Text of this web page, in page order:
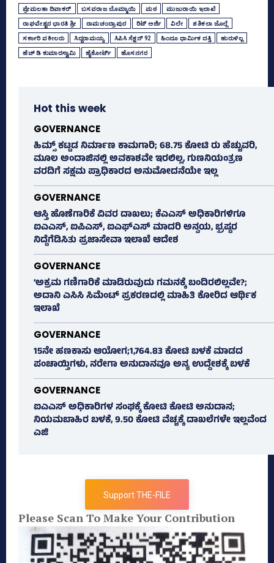
ಪ್ರೇಮಲತಾ ದಿವಾಕರ್‌ ಬಸವರಾಜ ಬೊಮ್ಮಾಯಿ ಮಠ ಮುಜುರಾಯಿ ಇಲಾಖೆ
ರಾಘವೇಶ್ವರ ಭಾರತಿ ಶ್ರೀ ರಾಮಚಂದ್ರಾಪುರ ರಿಟ್‌ ಅರ್ಜಿ ವಿಲೇ ಶಶಿಕಲಾ ಜೊಲ್ಲೆ
ಸರ್ಕಾರಿ ವಕೀಲರು ಸಿದ್ದರಾಮಯ್ಯ ಸಿಪಿಸಿ ಸೆಕ್ಷನ್‌ 92 ಹಿಂದೂ ಧಾರ್ಮಿಕ ದತ್ತಿ ಹುರುಳಿಲ್ಲ
ಹೆಚ್‌ ಡಿ ಕುಮಾರಸ್ವಾಮಿ ಹೈಕೋರ್ಟ್ ಹೊಸನಗರ
Hot this week
GOVERNANCE
ಹಿಮ್ಸ್‌ ಕಟ್ಟಡ ನಿರ್ಮಾಣ ಕಾಮಗಾರಿ; 68.75 ಕೋಟಿ ರು ಹೆಚ್ಚುವರಿ,
ಮೂಲ ಅಂದಾಜಿನಲ್ಲಿ ಅವಕಾಶವೇ ಇರಲಿಲ್ಲ, ಗುಣನಿಯಂತ್ರಣ
ವರದಿಗೆ ಸಕ್ಷಮ ಪ್ರಾಧಿಕಾರದ ಅನುಮೋದನೆಯೇ ಇಲ್ಲ
GOVERNANCE
ಆಸ್ತಿ ಹೊಣೆಗಾರಿಕೆ ವಿವರ ದಾಖಲು; ಕೆಎಎಸ್ ಅಧಿಕಾರಿಗಳಿಗೂ
ಐಎಎಸ್‌, ಐಪಿಎಸ್‌, ಐಎಫ್‌ಎಸ್‌ ಮಾದರಿ ಅನ್ವಯ, ಭ್ರಷ್ಟರ
ನಿದ್ದೆಗೆಡಿಸಿತು ಪ್ರಜಾಸೇವಾ ಇಲಾಖೆ ಆದೇಶ
GOVERNANCE
‘ಅಕ್ರಮ ಗಣಿಗಾರಿಕೆ ಮಾಡಿರುವುದು ಗಮನಕ್ಕೆ ಬಂದಿರಲಿಲ್ಲವೇ?;
ಅದಾನಿ ಎಸಿಸಿ ಸಿಮೆಂಟ್ ಪ್ರಕರಣದಲ್ಲಿ ಮಾಹಿತಿ ಕೋರಿದ ಆರ್ಥಿಕ
ಇಲಾಖೆ
GOVERNANCE
15ನೇ ಹಣಕಾಸು ಆಯೋಗ;1,764.83 ಕೋಟಿ ಬಳಕೆ ಮಾಡದ
ಪಂಚಾಯ್ತಿಗಳು, ನರೇಗಾ ಅನುದಾನವೂ ಅನ್ಯ ಉದ್ದೇಶಕ್ಕೆ ಬಳಕೆ
GOVERNANCE
ಐಎಎಸ್‌ ಅಧಿಕಾರಿಗಳ ಸಂಘಕ್ಕೆ ಕೋಟಿ ಕೋಟಿ ಅನುದಾನ;
ನಿಯಮಬಾಹಿರ ಬಳಕೆ, 9.50 ಕೋಟಿ ವೆಚ್ಚಕ್ಕೆ ದಾಖಲೆಗಳೇ ಇಲ್ಲವೆಂದ
ಎಜಿ
Support THE-FILE
Please Scan To Make Your Contribution